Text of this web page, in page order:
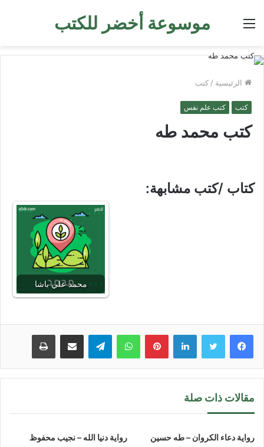
موسوعة أخضر للكتب القائمة
الرئيسية / كتب
كتب كتب علم نفس
كتب محمد طه
كتاب /كتب مشابهة:
محمد علي باشا
لينكدإن بينتيريستواتساب تيلقرام مشاركة عبر البريد طباعة
مقالات ذات صلة
رواية دعاء الكروان – طه حسين رواية دنيا الله – نجيب محفوظ